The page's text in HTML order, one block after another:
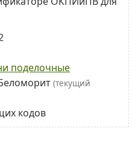
поделочные
(текущий
кодов